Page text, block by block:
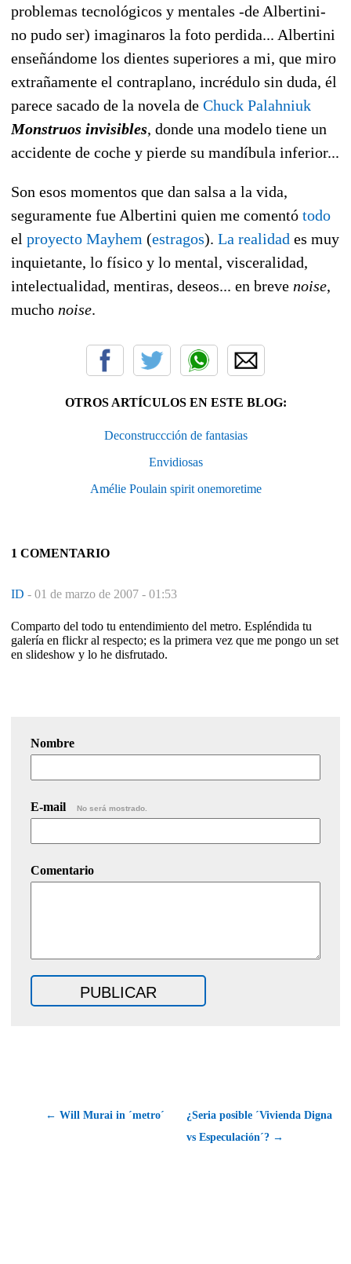
problemas tecnológicos y mentales -de Albertini-
no pudo ser) imaginaros la foto perdida... Albertini
enseñándome los dientes superiores a mi, que miro
extrañamente el contraplano, incrédulo sin duda, él
parece sacado de la novela de Chuck Palahniuk
Monstruos invisibles, donde una modelo tiene un
accidente de coche y pierde su mandíbula inferior...
Son esos momentos que dan salsa a la vida,
seguramente fue Albertini quien me comentó todo
el proyecto Mayhem (estragos). La realidad es muy
inquietante, lo físico y lo mental, visceralidad,
intelectualidad, mentiras, deseos... en breve noise,
mucho noise.
OTROS ARTÍCULOS EN ESTE BLOG:
Deconstruccción de fantasias
Envidiosas
Amélie Poulain spirit onemoretime
1 COMENTARIO
ID - 01 de marzo de 2007 - 01:53
Comparto del todo tu entendimiento del metro. Espléndida tu
galería en flickr al respecto; es la primera vez que me pongo un set
en slideshow y lo he disfrutado.
Nombre
E-mail No será mostrado.
Comentario
← Will Murai in ´metro´
¿Seria posible ´Vivienda Digna
vs Especulación´? →